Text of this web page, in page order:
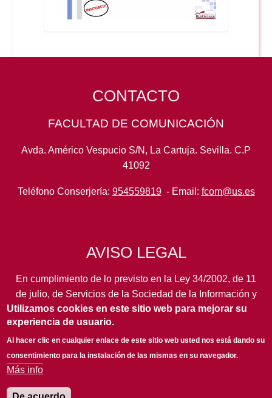
CONTACTO
FACULTAD DE COMUNICACIÓN
Avda. Américo Vespucio S/N, La Cartuja. Sevilla. C.P
41092
Teléfono Conserjería: 954559819- Email: fcom@us.es
AVISO LEGAL
En cumplimiento de lo previsto en la Ley 34/2002, de 11
de julio, de Servicios de la Sociedad de la Información y
de Comercio Electrónico, así como en otras normas de
legal aplicación, se pone en conocimiento de los
usuarios de este portal de laUniversidad de Sevillalos
siguientes datos de información general...leer más
Utilizamos cookies en este sitio web para mejorar su
experiencia de usuario.
Al hacer clic en cualquier enlace de este sitio web usted nos está dando su
consentimiento para la instalación de las mismas en su navegador.
Más info